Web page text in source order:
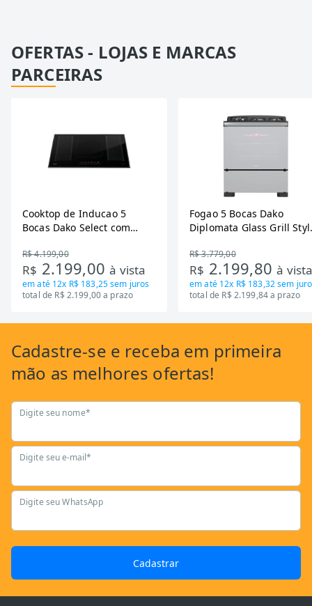
OFERTAS - LOJAS E MARCAS
PARCEIRAS
Cooktop de Inducao 5
Bocas Dako Select com
R$ 4.199,00
R$ 2.199,00à vista
em até 12x R$ 183,25sem juros
total de R$ 2.199,00 a prazo
Fogao 5 Bocas Dako
Diplomata Glass Grill
R$ 3.779,00
R$ 2.199,80à
em até 12x R$ 183,32sem
total de R$ 2.199,84 a prazo
Cadastre-se e receba em primeira
mão as melhores ofertas!
Digite seu nome*
Digite seu e-mail*
Digite seu WhatsApp
Cadastrar